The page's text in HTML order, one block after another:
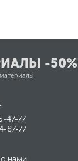
-50%
47-77
87-77